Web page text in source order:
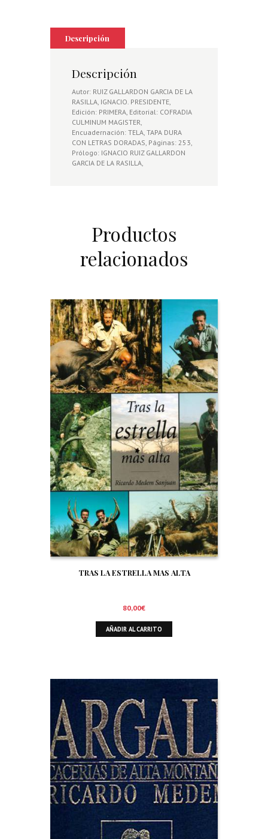
Descripción
Descripción
Autor: RUIZ GALLARDON GARCIA DE LA
RASILLA, IGNACIO. PRESIDENTE,
Edición: PRIMERA, Editorial: COFRADIA
CULMINUM MAGISTER,
Encuadernación: TELA, TAPA DURA
CON LETRAS DORADAS, Páginas: 253,
Prólogo: IGNACIO RUIZ GALLARDON
GARCIA DE LA RASILLA,
Productos
relacionados
TRAS LA ESTRELLA MAS ALTA
80,00€
AÑADIR AL CARRITO